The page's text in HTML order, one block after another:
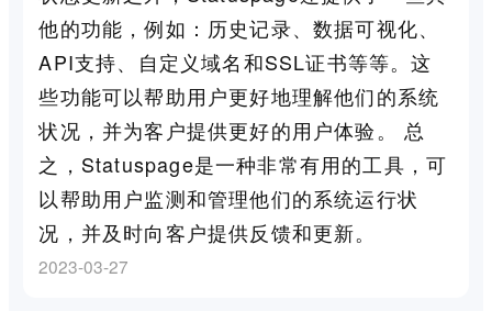
他的功能，例如：历史记录、数据可视化、
API支持、自定义域名和SSL证书等等。这
些功能可以帮助用户更好地理解他们的系统
状况，并为客户提供更好的用户体验。 总
之，Statuspage是一种非常有用的工具，可
以帮助用户监测和管理他们的系统运行状
况，并及时向客户提供反馈和更新。
2023-03-27